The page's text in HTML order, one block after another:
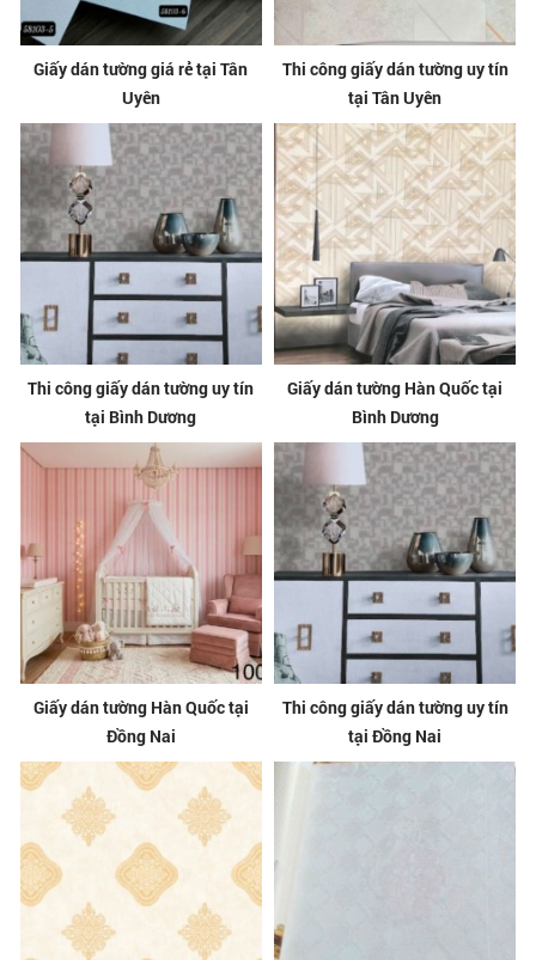
Giấy dán tường giá rẻ tại Tân
Uyên
Thi công giấy dán tường uy tín
tại Tân Uyên
Thi công giấy dán tường uy tín
tại Bình Dương
Giấy dán tường Hàn Quốc tại
Bình Dương
Giấy dán tường Hàn Quốc tại
Đồng Nai
Thi công giấy dán tường uy tín
tại Đồng Nai